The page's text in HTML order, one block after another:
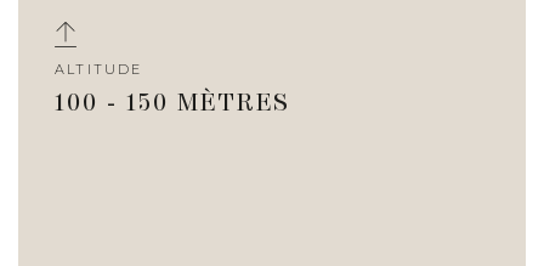
ALTITUDE
100 - 150 MÈTRES